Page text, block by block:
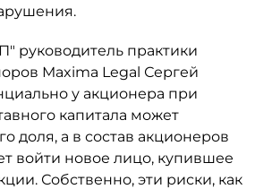
руководитель практики
Maxima Legal Сергей
у акционера при
капитала может
доля, а в состав акционеров
войти новое лицо, купившее
Собственно, эти риски, как